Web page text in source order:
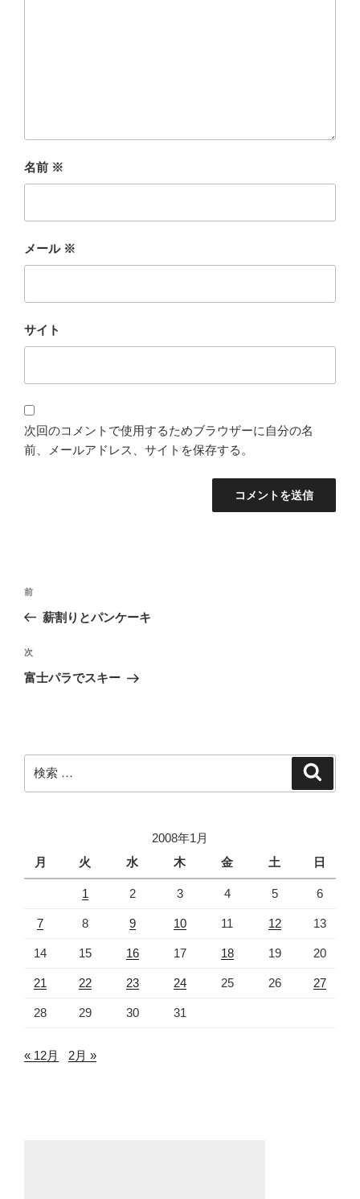
名前 ※
メール ※
サイト
次回のコメントで使用するためブラウザーに自分の名
前、メールアドレス、サイトを保存する。
投
ビ
ゲ
ン
過
去
投
稿
前
薪割りとパンケーキ
次
の
次
富士パラでスキー
索:
2008年1月
月
火 水 木 金 土 日
1 2 3 4 5 6
7 8 9 10 11 12 13
14 15 16 17 18 19 20
21 22 23 24 25 26 27
28 29 30 31
« 12月 2月 »